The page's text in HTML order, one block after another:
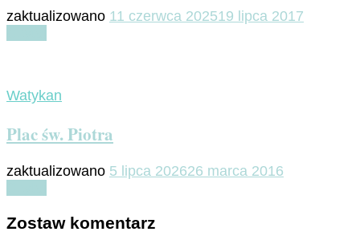
zaktualizowano 11 czerwca 202519 lipca 2017
Watykan
Plac św. Piotra
zaktualizowano 5 lipca 202626 marca 2016
Zostaw komentarz